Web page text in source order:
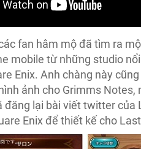
fan hâm mộ đã tìm ra
mobile từ những studio
Enix. Anh chàng này
ảnh cho Grimms
đăng lại bài viết twitter của
Enix để thiết kế cho